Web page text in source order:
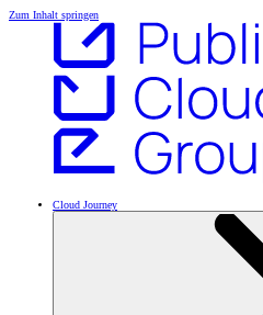
Zum Inhalt springen
Cloud Journey